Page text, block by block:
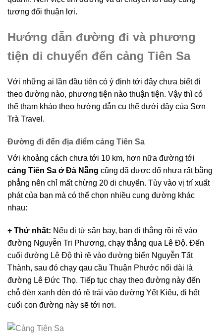
tương đối thuận lợi.
Hướng dẫn đường đi và phương
tiện di chuyển đến cảng Tiên Sa
Với những ai lần đầu tiên có ý định tới đây chưa biết đi
theo đường nào, phương tiện nào thuận tiện. Vậy thì có
thể tham khảo theo hướng dẫn cụ thể dưới đây của Sơn
Trà Travel.
Đường đi đến địa điểm cảng Tiên Sa
Với khoảng cách chưa tới 10 km, hơn nữa đường tới
cảng Tiên Sa ở Đà Nẵng cũng đã được đổ nhựa rất bằng
phẳng nên chỉ mất chừng 20 di chuyển. Tùy vào vị trí xuất
phát của bạn mà có thể chọn nhiều cung đường khác
nhau:
+ Thứ nhất: Nếu đi từ sân bay, bạn đi thẳng rồi rẽ vào
đường Nguyễn Tri Phương, chạy thẳng qua Lê Độ. Đến
cuối đường Lê Độ thì rẽ vào đường biển Nguyễn Tất
Thành, sau đó chạy qau cầu Thuận Phước nối dài là
đường Lê Đức Thọ. Tiếp tục chạy theo đường này đến
chỗ đèn xanh đèn đỏ rẽ trái vào đường Yết Kiêu, đi hết
cuối con đường này sẽ tới nơi.